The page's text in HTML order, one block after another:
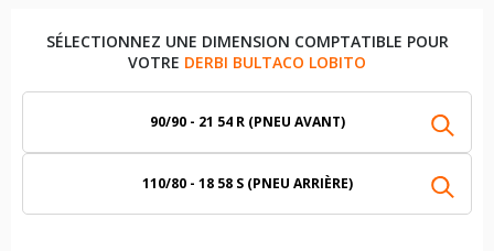
SÉLECTIONNEZ UNE DIMENSION COMPTATIBLE POUR
VOTRE DERBI BULTACO LOBITO
90/90 - 21 54 R (PNEU AVANT)
110/80 - 18 58 S (PNEU ARRIÈRE)